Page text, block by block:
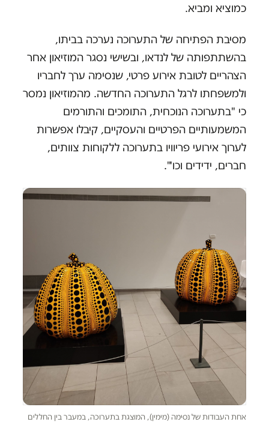
כמוציא ומביא.
מסיבת הפתיחה של התערוכה נערכה בביתו,
בהשתתפותה של לנדאו, ובשישי נסגר המוזיאון אחר
הצהריים לטובת אירוע פרטי, שנסימה ערך לחבריו
ולמשפחתו לרגל התערוכה החדשה. מהמוזיאון נמסר
כי "בתערוכה הנוכחית, התומכים והתורמים
המשמעותיים הפרטיים והעסקיים, קיבלו אפשרות
לערוך אירועי פריוויו בתערוכה ללקוחות צוותים,
חברים, ידידים וכו'".
אחת העבודות של נסימה (מימין), המוצגת בתערוכה, במעבר בין החללים